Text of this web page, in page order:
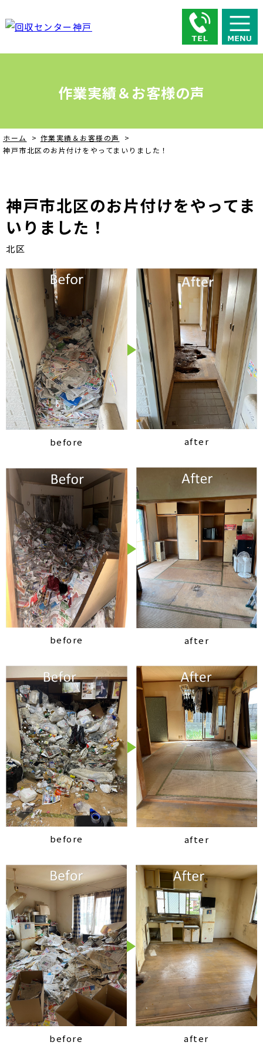
作業実績＆お客様の声
ホーム > 作業実績＆お客様の声
>
神戸市北区のお片付けをやってまいりました！
神戸市北区のお片付けをやってま
いりました！
北区
before after
before after
before after
before after